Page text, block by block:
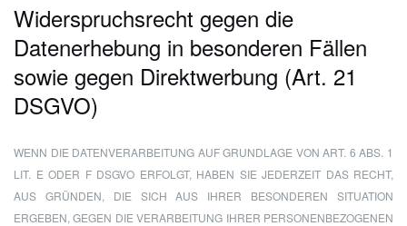
Widerspruchsrecht gegen die
Datenerhebung in besonderen Fällen
sowie gegen Direktwerbung (Art. 21
DSGVO)
WENN DIE DATENVERARBEITUNG AUF GRUNDLAGE VON ART. 6 ABS. 1
LIT. E ODER F DSGVO ERFOLGT, HABEN SIE JEDERZEIT DAS RECHT,
AUS GRÜNDEN, DIE SICH AUS IHRER BESONDEREN SITUATION
ERGEBEN, GEGEN DIE VERARBEITUNG IHRER PERSONENBEZOGENEN